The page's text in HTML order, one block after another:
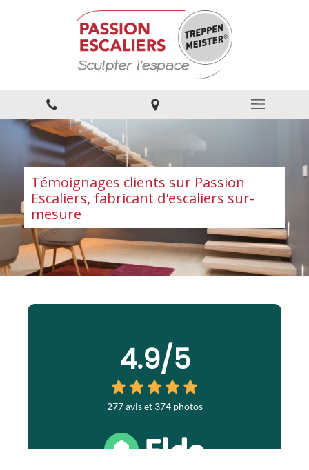
Témoignages clients sur Passion
Escaliers, fabricant d'escaliers sur-
mesure